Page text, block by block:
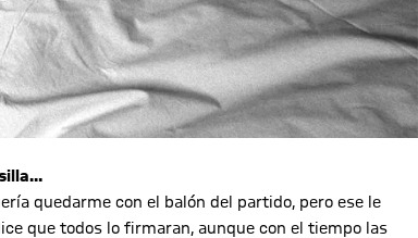
quedarme con el balón del partido, pero ese le
que todos lo firmaran, aunque con el tiempo las